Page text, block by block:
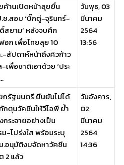
ค้านเปิดหน้าลุยยื่น
ช.สอบ ‘บิ๊กตู่-จุรินทร์-
สยาม’ หลังจบศึก
อก เพื่อไทยลุย 10
สัปดาห์หน้าถึงคิวก้าว
เพื่อชาติเอาด้วย ‘ประ
วันพุธ, 03
มีนาคม
2564
13:56
กรัฐมนตรี ยืนยันไม่ได้
กตุนวัคซีนให้วีไอพี ย้ำ
กระจายอย่างเป็น
ม-โปร่งใส พร้อมระบุ
.อนุมัติงบจัดหาวัคซีน
2 แล้ว
วันอังคาร,
02
มีนาคม
2564
14:36